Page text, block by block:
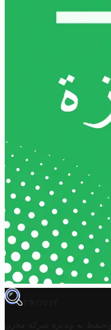
TROVIT
به وتديره
شركة مخزن